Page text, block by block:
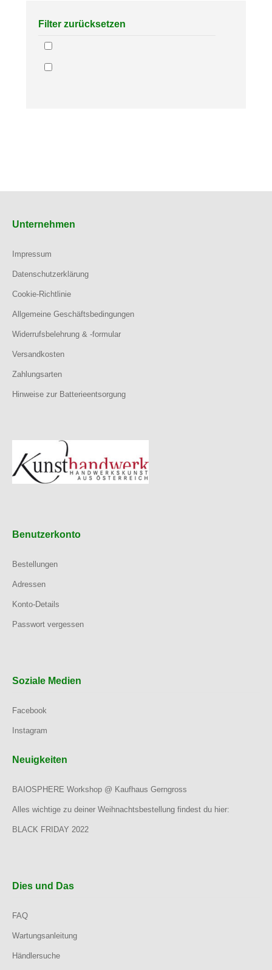
Filter zurücksetzen
Unternehmen
Impressum
Datenschutzerklärung
Cookie-Richtlinie
Allgemeine Geschäftsbedingungen
Widerrufsbelehrung & -formular
Versandkosten
Zahlungsarten
Hinweise zur Batterieentsorgung
Benutzerkonto
Bestellungen
Adressen
Konto-Details
Passwort vergessen
Soziale Medien
Facebook
Instagram
Neuigkeiten
BAIOSPHERE Workshop @ Kaufhaus Gerngross
Alles wichtige zu deiner Weihnachtsbestellung findest du hier:
BLACK FRIDAY 2022
Dies und Das
FAQ
Wartungsanleitung
Händlersuche